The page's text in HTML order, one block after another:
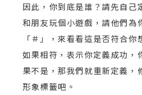
因此，你到底是誰？請先自己
和朋友玩個小遊戲，請他們為
「＃」，來看看這是否符合你
如果相符，表示你定義成功，
果不是，那我們就重新定義，
形象標籤吧。